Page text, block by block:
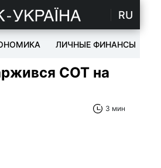
RU
ЛИЧНЫЕ ФИНАНСЫ
СОТ на
3 мин